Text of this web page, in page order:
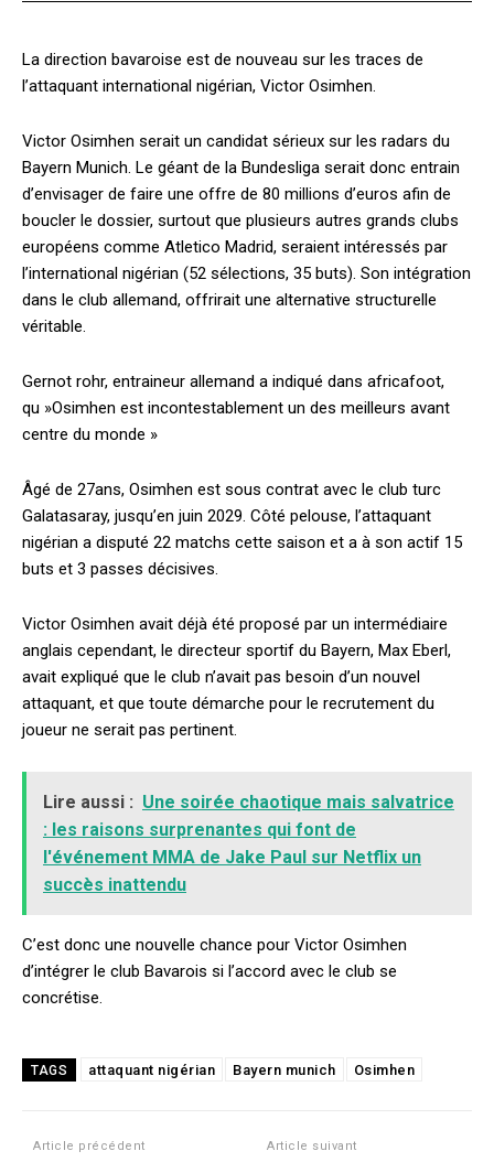
La direction bavaroise est de nouveau sur les traces de
l’attaquant international nigérian, Victor Osimhen.
Victor Osimhen serait un candidat sérieux sur les radars du
Bayern Munich. Le géant de la Bundesliga serait donc entrain
d’envisager de faire une offre de 80 millions d’euros afin de
boucler le dossier, surtout que plusieurs autres grands clubs
européens comme Atletico Madrid, seraient intéressés par
l’international nigérian (52 sélections, 35 buts). Son intégration
dans le club allemand, offrirait une alternative structurelle
véritable.
Gernot rohr, entraineur allemand a indiqué dans africafoot,
qu »Osimhen est incontestablement un des meilleurs avant
centre du monde »
Âgé de 27ans, Osimhen est sous contrat avec le club turc
Galatasaray, jusqu’en juin 2029. Côté pelouse, l’attaquant
nigérian a disputé 22 matchs cette saison et a à son actif 15
buts et 3 passes décisives.
Victor Osimhen avait déjà été proposé par un intermédiaire
anglais cependant, le directeur sportif du Bayern, Max Eberl,
avait expliqué que le club n’avait pas besoin d’un nouvel
attaquant, et que toute démarche pour le recrutement du
joueur ne serait pas pertinent.
Lire aussi : Une soirée chaotique mais salvatrice
: les raisons surprenantes qui font de
l'événement MMA de Jake Paul sur Netflix un
succès inattendu
C’est donc une nouvelle chance pour Victor Osimhen
d’intégrer le club Bavarois si l’accord avec le club se
concrétise.
TAGS attaquant nigérian Bayern munich Osimhen
Article précédent Article suivant